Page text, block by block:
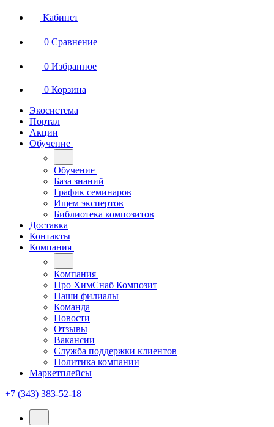
Кабинет
0 Сравнение
0 Избранное
0 Корзина
Экосистема
Портал
Акции
Обучение
Обучение
База знаний
График семинаров
Ищем экспертов
Библиотека композитов
Доставка
Контакты
Компания
Компания
Про ХимСнаб Композит
Наши филиалы
Команда
Новости
Отзывы
Вакансии
Служба поддержки клиентов
Политика компании
Маркетплейсы
+7 (343) 383-52-18